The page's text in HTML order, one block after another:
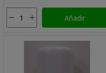
Añadir